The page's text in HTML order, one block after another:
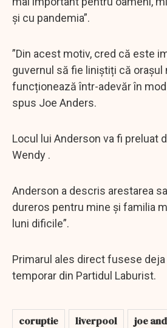
și cu pandemia”.
”Din acest motiv, cred că este
guvernul să fie liniștiți că orașul
funcționează într-adevăr în mod
spus Joe Anders.
Locul lui Anderson va fi preluat
Wendy .
Anderson a descris arestarea
dureros pentru mine și familia
luni dificile”.
Primarul ales direct fusese
temporar din Partidul Laburist.
coruptie liverpool
joe